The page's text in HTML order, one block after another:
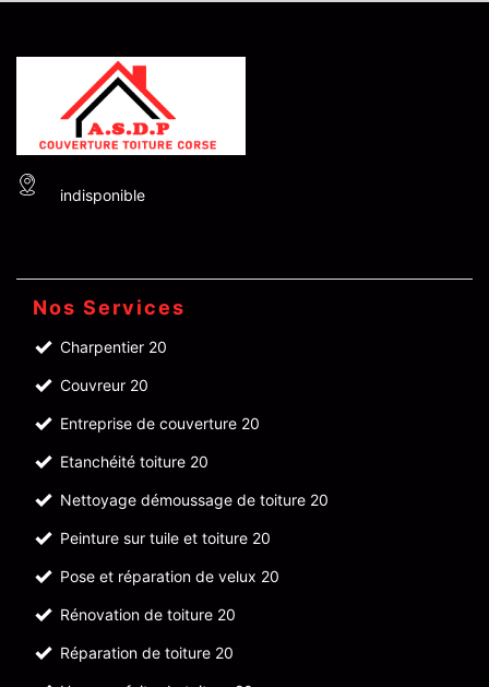
indisponible
Nos Services
Charpentier 20
Couvreur 20
Entreprise de couverture 20
Etanchéité toiture 20
Nettoyage démoussage de toiture 20
Peinture sur tuile et toiture 20
Pose et réparation de velux 20
Rénovation de toiture 20
Réparation de toiture 20